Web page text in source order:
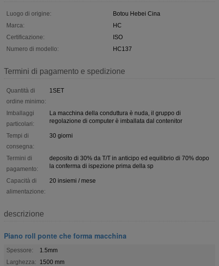
Luogo di origine:
Botou Hebei Cina
Marca:
HC
Certificazione:
ISO
Numero di modello:
HC137
Termini di pagamento e spedizione
Quantità di
ordine minimo:
1SET
Imballaggi
particolari:
La macchina della conduttura è nuda, il gruppo di
regolazione di computer è imballata dal contenitor
Tempi di
consegna:
30 giorni
Termini di
pagamento:
deposito di 30% da T/T in anticipo ed equilibrio di 70% dopo
la conferma di ispezione prima della sp
Capacità di
alimentazione:
20 insiemi / mese
descrizione
Piano roll ponte che forma macchina
Spessore:
1.5mm
Larghezza:
1500 mm